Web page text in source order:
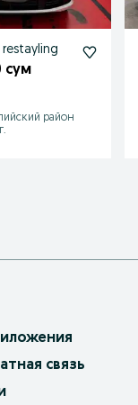
restayling
сум
район
связь